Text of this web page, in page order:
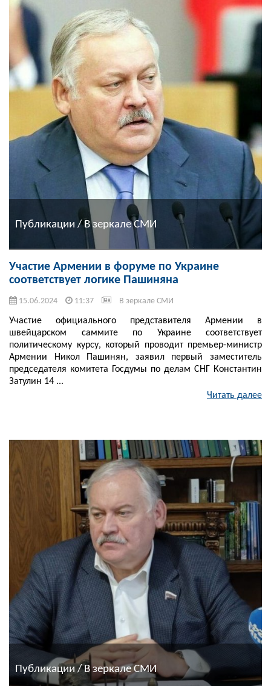
Публикации / В зеркале СМИ
Участие Армении в форуме по Украине
соответствует логике Пашиняна
15.06.2024 11:37 В зеркале СМИ
Участие официального представителя Армении в
швейцарском саммите по Украине соответствует
политическому курсу, который проводит премьер-министр
Армении Никол Пашинян, заявил первый заместитель
председателя комитета Госдумы по делам СНГ Константин
Затулин 14 ...
Читать далее
Публикации / В зеркале СМИ